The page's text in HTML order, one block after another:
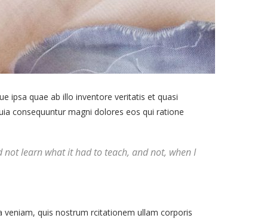
ipsa quae ab illo inventore veritatis et quasi
consequuntur magni dolores eos qui ratione
not learn what it had to teach, and not, when I
quis nostrum rcitationem ullam corporis